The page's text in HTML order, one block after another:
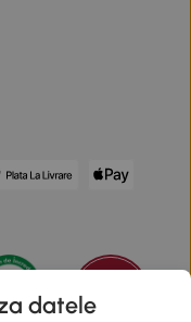
datele